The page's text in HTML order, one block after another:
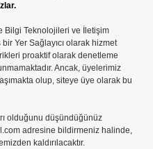
Bilgi Teknolojileri ve İletişim
Yer Sağlayıcı olarak hizmet
proaktif olarak denetleme
Ancak, üyelerimiz
olup, siteye üye olarak bu
olduğunu düşündüğünüz
adresine bildirmeniz halinde,
kaldırılacaktır.